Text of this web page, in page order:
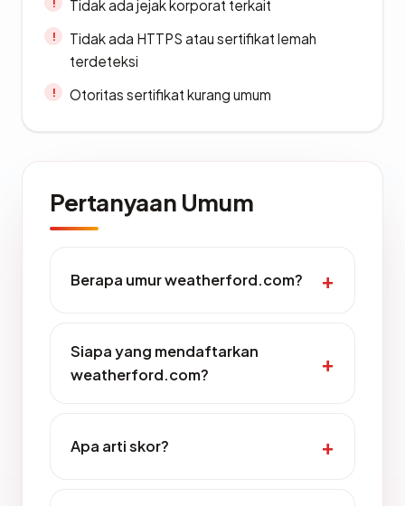
Tidak ada jejak korporat terkait
Tidak ada HTTPS atau sertifikat lemah
terdeteksi
Otoritas sertifikat kurang umum
Pertanyaan Umum
Berapa umur weatherford.com?
Siapa yang mendaftarkan
weatherford.com?
Apa arti skor?